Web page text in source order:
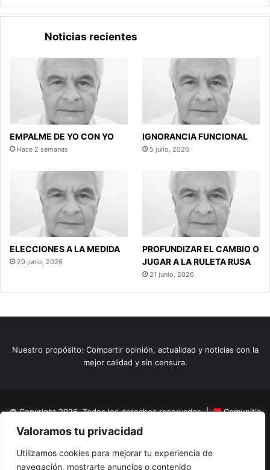
Valoramos tu privacidad
Utilizamos cookies para mejorar tu experiencia de
navegación, mostrarte anuncios o contenido
Noticias recientes
EMPALME DE YO CON YO
Hace 2 semanas
IGNORANCIA FUNCIONAL
5 julio, 2026
ELECCIONES A LA MEDIDA
29 junio, 2026
PROFUNDIZAR EL CAMBIO O
JUGAR A LA RULETA RUSA
21 junio, 2026
Nuestro propósito: Compartir opinión, actualidad y noticias con la
mejor calidad y sin censura.
© Copyright 2026, Todos los derechos reservados |
Comunitic
SAS BICNit 901228106
Home
Actualidad Variedades Opinion Turismo